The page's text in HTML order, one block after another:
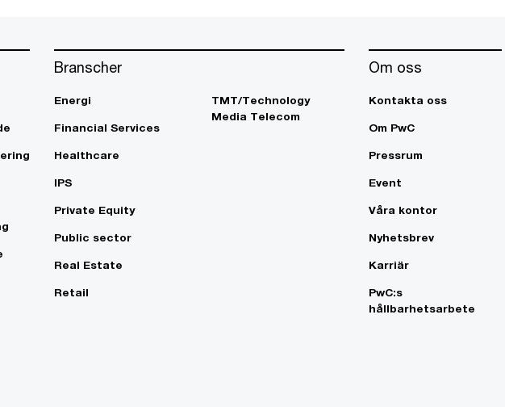
Branscher
Energi
Financial Services
Healthcare
IPS
Private Equity
Public sector
Real Estate
Retail
TMT/Technology
Media Telecom
Om oss
Kontakta oss
Om PwC
Pressrum
Event
Våra kontor
Nyhetsbrev
Karriär
PwC:s
hållbarhetsarbete